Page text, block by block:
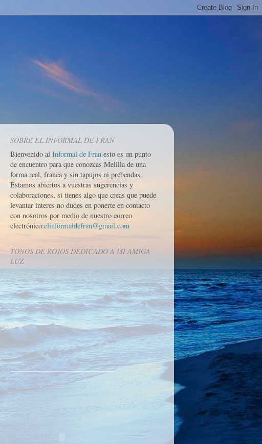
SOBRE EL INFORMAL DE FRAN
Bienvenido al Informal de Fran esto es un punto
de encuentro para que conozcas Melilla de una
forma real, franca y sin tapujos ni prebendas.
Estamos abiertos a vuestras sugerencias y
colaboraciones, si tienes algo que creas que puede
levantar interes no dudes en ponerte en contacto
con nosotros por medio de nuestro correo
electrónico:elinformaldefran@gmail.com
TONOS DE ROJOS DEDICADO A MI AMIGA
LUZ